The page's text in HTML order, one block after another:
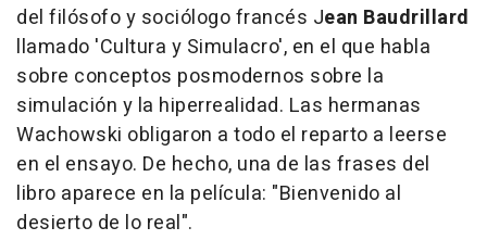
del filósofo y sociólogo francés Jean Baudrillard
llamado 'Cultura y Simulacro', en el que habla
sobre conceptos posmodernos sobre la
simulación y la hiperrealidad. Las hermanas
Wachowski obligaron a todo el reparto a leerse
en el ensayo. De hecho, una de las frases del
libro aparece en la película: "Bienvenido al
desierto de lo real".